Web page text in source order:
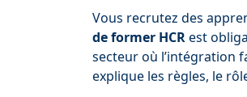
Vous recrutez des
de former HCRest
secteur où l’intégration
explique les règles, le